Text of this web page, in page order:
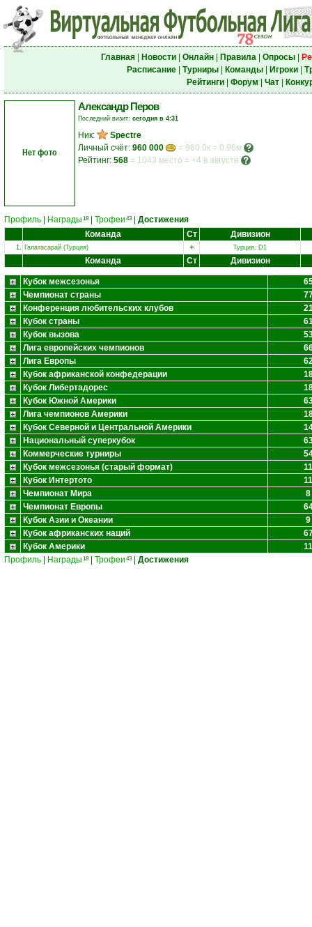
Главная| Новости| Онлайн| Правила| Опросы|
Расписание| Турниры| Команды| Игроки|
Рейтинги| Форум Чат|
Нет фото
Александр Перов
Последний визит: сегодня в 4:31
Ник:
Spectre
Личный счёт: 960 000
= 960.0к = 0.96м
Рейтинг: 568 = 1043 место = +4 в августе
Профиль Награды 18 Трофеи 43
Достижения
Команда
Ст Дивизион
1. Галатасарай (Турция) + Турция, D1
Команда Ст Дивизион
Кубок межсезонья
Чемпионат страны
Конференция любительских клубов
Кубок страны
Кубок вызова
Лига европейских чемпионов
Лига Европы
Кубок африканской конфедерации
Кубок Либертадорес
Кубок Южной Америки
Лига чемпионов Америки
Кубок Северной и Центральной Америки
Национальный суперкубок
Коммерческие турниры
Кубок межсезонья (старый формат)
Кубок Интертото
Чемпионат Мира
8
Чемпионат Европы
Кубок Азии и Океании
9
Кубок африканских наций
Кубок Америки
Профиль
Награды 18 Трофеи 43 Достижения